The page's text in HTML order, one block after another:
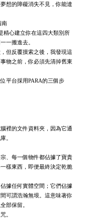
想的障礙消失不見，你能達
南
精心建立你在這四大類別所
一搬進去。
但反覆摸索之後，我發現這
物之前，你必須先清掉舊東
平台採用PARA的三個步
裡的文件資料夾，因為它通
。
、每一個物件都佔據了寶貴
樣東西，即便最終決定乾脆
據任何實體空間；它們佔據
可謂浩瀚無垠。這意味著你
部保留。
。